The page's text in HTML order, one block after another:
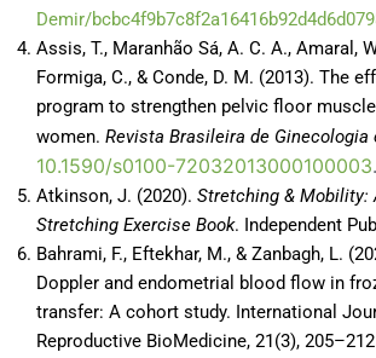
Demir/
Assis, T., Maranhão Sá, A. C. A., Amaral,
Formiga, C., & Conde, D. M. (2013). The
program to strengthen pelvic floor
women. Revista Brasileira de Ginecologia
10.1590/s0100-72032013000100003.
Atkinson, J. (2020). Stretching & Mobility:
Stretching Exercise Book. Independent
Bahrami, F., Eftekhar, M., & Zanbagh, L.
Doppler and endometrial blood flow in
transfer: A cohort study. International
Reproductive BioMedicine, 21(3),